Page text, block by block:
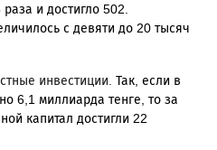
и достигло 502.
с девяти до 20 тысяч
инвестиции. Так, если в
6,1 миллиарда тенге, то за
капитал достигли 22